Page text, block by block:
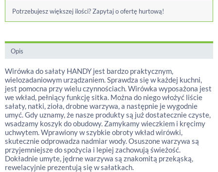
Potrzebujesz większej ilości? Zapytaj o ofertę hurtową!
Opis
Wirówka do sałaty HANDY jest bardzo praktycznym,
wielozadaniowym urządzaniem. Sprawdza się w każdej kuchni,
jest pomocna przy wielu czynnościach. Wirówka wyposażona jest
we wkład, pełniący funkcję sitka. Można do niego włożyć liście
sałaty, natki, zioła, drobne warzywa, a następnie je wygodnie
umyć. Gdy uznamy, że nasze produkty są już dostatecznie czyste,
wsadzamy koszyk do obudowy. Zamykamy wieczkiem i kręcimy
uchwytem. Wprawiony w szybkie obroty wkład wirówki,
skutecznie odprowadza nadmiar wody. Osuszone warzywa są
przyjemniejsze do spożycia i lepiej zachowują świeżość.
Dokładnie umyte, jędrne warzywa są znakomitą przekąską,
rewelacyjnie prezentują się w sałatkach.